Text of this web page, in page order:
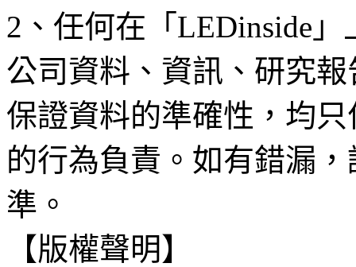
2、任何在「LEDinside
公司資料、資訊、研究
保證資料的準確性，均
的行為負責。如有錯漏
準。
【版權聲明】